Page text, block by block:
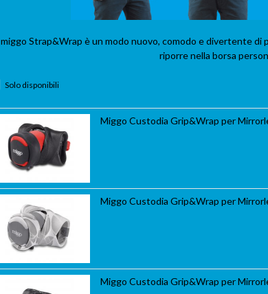
‎miggo‬ Strap&Wrap è un modo nuovo, comodo e divertente
riporre nella borsa
Solo disponibili
Miggo Custodia Grip&Wrap per
Miggo Custodia Grip&Wrap per
Miggo Custodia Grip&Wrap per